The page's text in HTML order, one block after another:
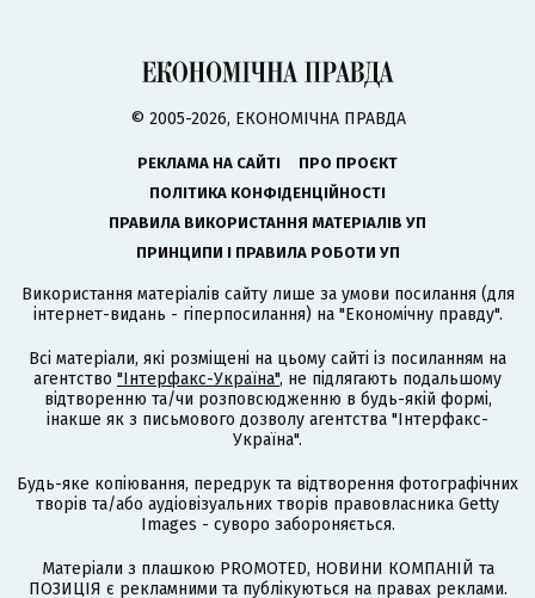
© 2005-2026, ЕКОНОМІЧНА ПРАВДА
РЕКЛАМА НА САЙТІ
ПРО ПРОЄКТ
ПОЛІТИКА КОНФІДЕНЦІЙНОСТІ
ПРАВИЛА ВИКОРИСТАННЯ МАТЕРІАЛІВ УП
ПРИНЦИПИ І ПРАВИЛА РОБОТИ УП
Використання матеріалів сайту лише за умови посилання (для
інтернет-видань - гіперпосилання) на "Економічну правду".
Всі матеріали, які розміщені на цьому сайті із посиланням на
агентство "Інтерфакс-Україна", не підлягають подальшому
відтворенню та/чи розповсюдженню в будь-якій формі,
інакше як з письмового дозволу агентства "Інтерфакс-
Україна".
Будь-яке копіювання, передрук та відтворення фотографічних
творів та/або аудіовізуальних творів правовласника Getty
Images - суворо забороняється.
Матеріали з плашкою PROMOTED, НОВИНИ КОМПАНІЙ та
ПОЗИЦІЯ є рекламними та публікуються на правах реклами.